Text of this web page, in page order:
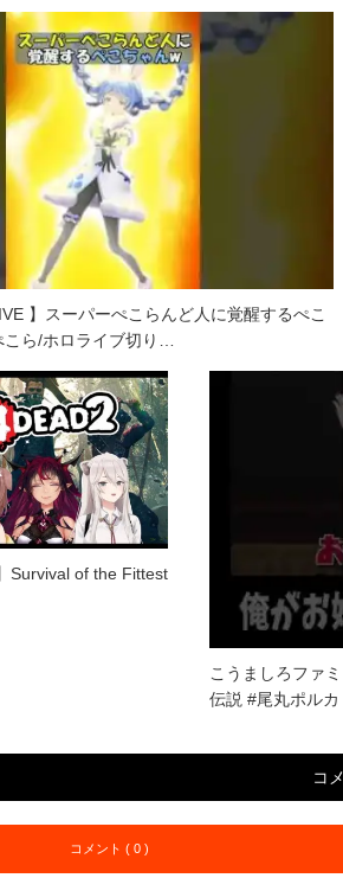
】スーパーぺこらんど人に覚醒するぺこ
ら/ホロライブ切り…
Survival of the Fittest
こうましろファ
伝説 #尾丸ポルカ
コ
コメント ( 0 )